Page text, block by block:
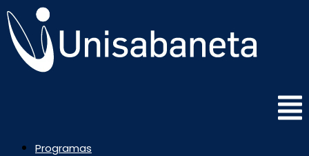
Saltar
al
contenido
Programas